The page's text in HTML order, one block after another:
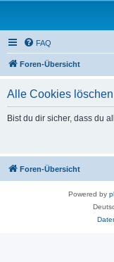
FAQ
Foren-Übersicht
Alle Cookies löschen
Bist du dir sicher, dass du
Foren-Übersicht
Powered by